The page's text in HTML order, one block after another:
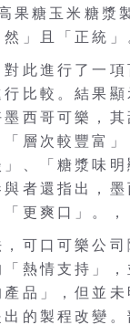
果糖玉米糖漿
」且「正統」
對此進行了一項
比較。結果顯
西哥可樂，其
層次較豐富」
、「糖漿味明
者還指出，墨
更爽口」。，
可口可樂公司
熱情支持」，
品」，但並未
的製程改變。